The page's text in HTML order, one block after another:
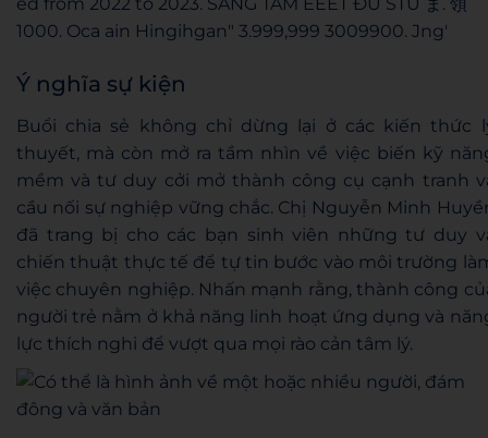
Ý nghĩa sự kiện
Buổi chia sẻ không chỉ dừng lại ở các kiến thức
thuyết, mà còn mở ra tầm nhìn về việc biến kỹ
mềm và tư duy cởi mở thành công cụ cạnh tranh
cầu nối sự nghiệp vững chắc. Chị Nguyễn Minh
đã trang bị cho các bạn sinh viên những tư duy
chiến thuật thực tế để tự tin bước vào môi trường
việc chuyên nghiệp. Nhấn mạnh rằng, thành công
người trẻ nằm ở khả năng linh hoạt ứng dụng và
lực thích nghi để vượt qua mọi rào cản tâm lý.